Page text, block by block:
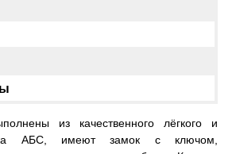
из качественного лёгкого и
АБС, имеют замок с ключом,